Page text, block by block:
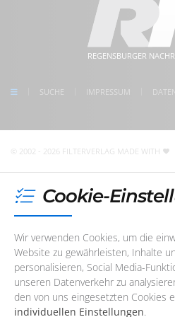
im Herzen der
5 Min. Gehweg zum Bahnhof
kostenlose Parkplätze direkt
www.regensburger-
meet us on facebook
08:30 - 17:00 Uhr
08:30 - 17:00 Uhr
08:30 - 17:00 Uhr
REGENSBURGER
SUCHE IMPRESSUM
© 2002 - 2026 FILTERVERLAG MADE WITH
Cookie-
Wir verwenden Cookies, um die
Website zu gewährleisten, Inhalte
personalisieren, Social Media-
unseren Datenverkehr zu
den von uns eingesetzten Cookies
individuellen Einstellungen.